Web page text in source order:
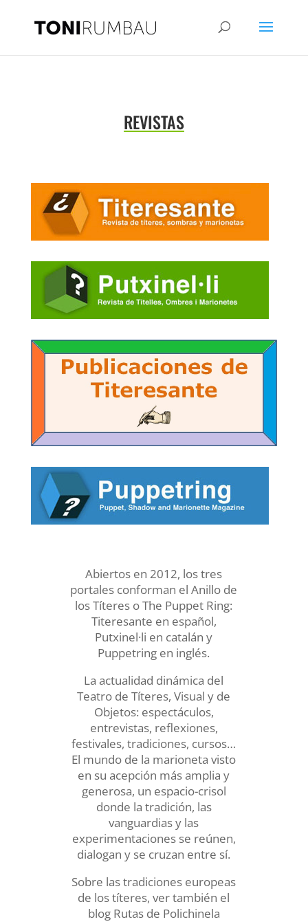
REVISTAS
Abiertos en 2012, los tres
portales conforman el Anillo de
los Títeres o The Puppet Ring:
Titeresante en español,
Putxinel·li en catalán y
Puppetring en inglés.
La actualidad dinámica del
Teatro de Títeres, Visual y de
Objetos: espectáculos,
entrevistas, reflexiones,
festivales, tradiciones, cursos…
El mundo de la marioneta visto
en su acepción más amplia y
generosa, un espacio-crisol
donde la tradición, las
vanguardias y las
experimentaciones se reúnen,
dialogan y se cruzan entre sí.
Sobre las tradiciones europeas
de los títeres, ver también el
blog Rutas de Polichinela